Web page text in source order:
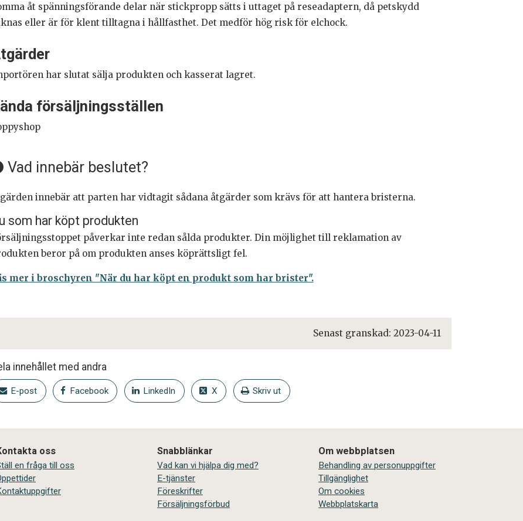
åt spänningsförande delar när stickpropp sätts i uttaget på reseadaptern, då petskydd
eller är för klent tilltagna i hållfasthet. Det medför hög risk för elchock.
har slutat sälja produkten och kasserat lagret.
försäljningsställen
Vad innebär beslutet?
innebär att parten har vidtagit sådana åtgärder som krävs för att hantera bristerna.
som har köpt produkten
påverkar inte redan sålda produkter. Din möjlighet till reklamation av
beror på om produkten anses köprättsligt fel.
mer i broschyren "När du har köpt en produkt som har brister".
Senast granskad: 2023-04-11
innehållet med andra
E-post Facebook LinkedIn X Skriv ut
oss
en fråga till oss
Snabblänkar
Vad kan vi hjälpa dig med?
E-tjänster
Föreskrifter
Försäljningsförbud
Om webbplatsen
Behandling av personuppgifter
Tillgänglighet
Om cookies
Webbplatskarta